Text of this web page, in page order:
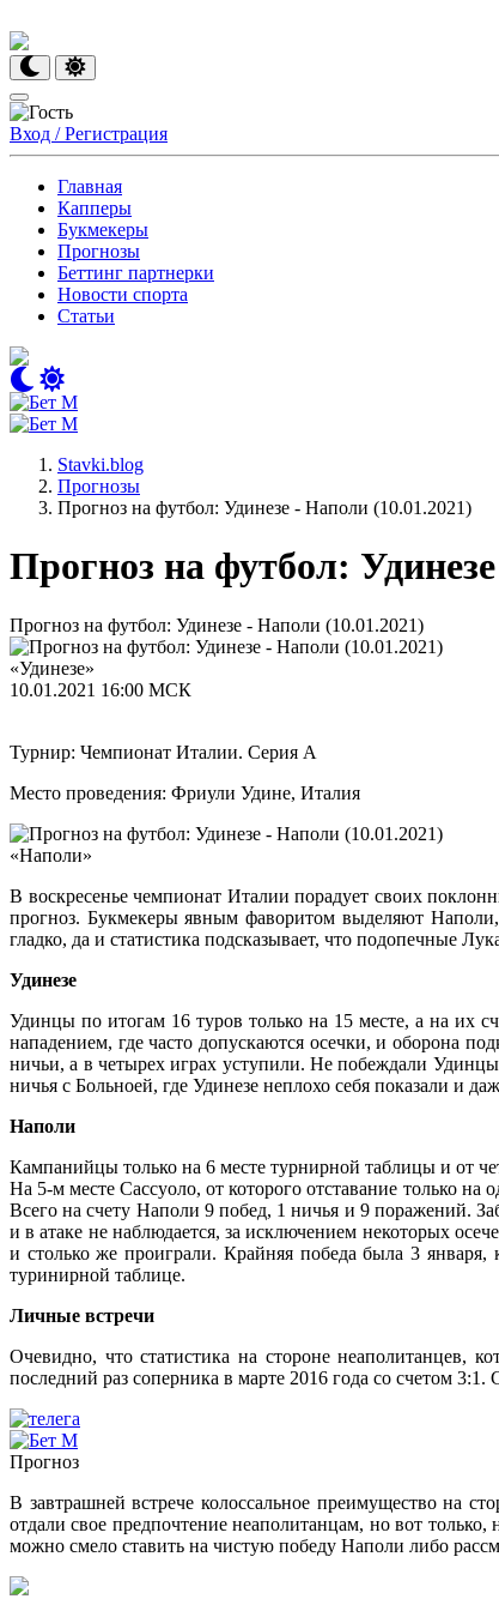
Вход / Регистрация
Главная
Капперы
Букмекеры
Прогнозы
Беттинг партнерки
Новости спорта
Статьи
Stavki.blog
Прогнозы
Прогноз на футбол: Удинезе - Наполи (10.01.2021)
Прогноз на футбол:
Прогноз на футбол: Удинезе - Наполи (10.01.2021)
«Удинезе»
10.01.2021 16:00 МСК
Турнир: Чемпионат Италии. Серия А
Место проведения: Фриули Удине, Италия
«Наполи»
В воскресенье чемпионат Италии порадует своих
прогноз. Букмекеры явным фаворитом выделяют
гладко, да и статистика подсказывает, что подопечные
Удинезе
Удинцы по итогам 16 туров только на 15 месте, а на их
нападением, где часто допускаются осечки, и оборона
ничьи, а в четырех играх уступили. Не побеждали
ничья с Больноей, где Удинезе неплохо себя показали и
Наполи
Кампанийцы только на 6 месте турнирной таблицы и от
На 5-м месте Сассуоло, от которого отставание только
Всего на счету Наполи 9 побед, 1 ничья и 9 поражений.
и в атаке не наблюдается, за исключением некоторых
и столько же проиграли. Крайняя победа была 3
туринирной таблице.
Личные встречи
Очевидно, что статистика на стороне неаполитанцев,
последний раз соперника в марте 2016 года со счетом
Прогноз
В завтрашней встрече колоссальное преимущество на
отдали свое предпочтение неаполитанцам, но вот
можно смело ставить на чистую победу Наполи либо